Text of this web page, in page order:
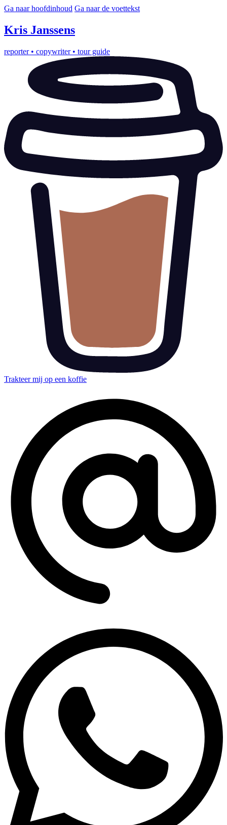
Ga naar hoofdinhoud Ga naar de voettekst
Kris Janssens
reporter • copywriter • tour guide
Trakteer mij op een koffie